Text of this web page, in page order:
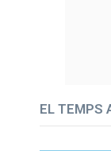
EL TEMPS